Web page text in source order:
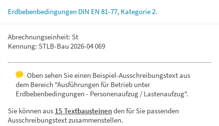
Erdbebenbedingungen DIN EN 81-77, Kategorie2.
Abrechnungseinheit: St
Kennung: STLB-Bau 2026-04 069
Oben sehen Sie einen Beispiel-Ausschreibungstext aus
dem Bereich "Ausführungen für Betrieb unter
Erdbebenbedingungen - Personenaufzug / Lastenaufzug".
Sie können aus 15 Textbausteinenden für Sie passenden
Ausschreibungstext zusammenstellen.